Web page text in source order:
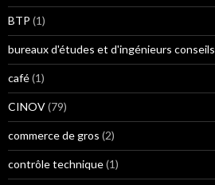
BTP (1)
bureaux d'études et d'ingénieurs conseils
café(1)
CINOV(79)
commerce de gros (2)
contrôle technique(1)